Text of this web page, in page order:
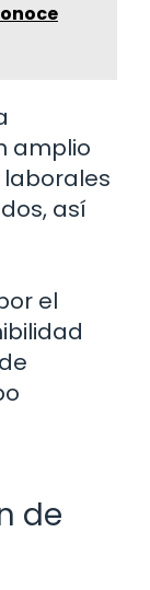
amplio
así
el
de